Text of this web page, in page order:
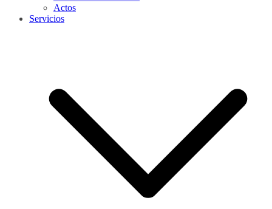
Actos
Servicios